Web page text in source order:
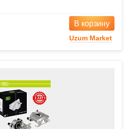
В корзину
Uzum Market